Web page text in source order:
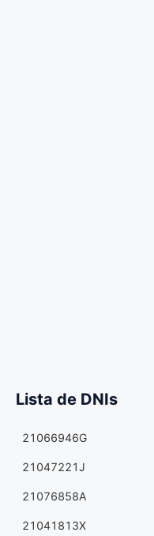
Lista de DNIs
21066946G
21047221J
21076858A
21041813X